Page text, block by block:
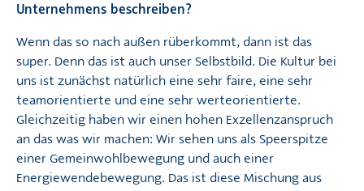
Unternehmens beschreiben?
Wenn das so nach außen rüberkommt, dann ist das
super. Denn das ist auch unser Selbstbild. Die Kultur bei
uns ist zunächst natürlich eine sehr faire, eine sehr
teamorientierte und eine sehr werteorientierte.
Gleichzeitig haben wir einen hohen Exzellenzanspruch
an das was wir machen: Wir sehen uns als Speerspitze
einer Gemeinwohlbewegung und auch einer
Energiewendebewegung. Das ist diese Mischung aus